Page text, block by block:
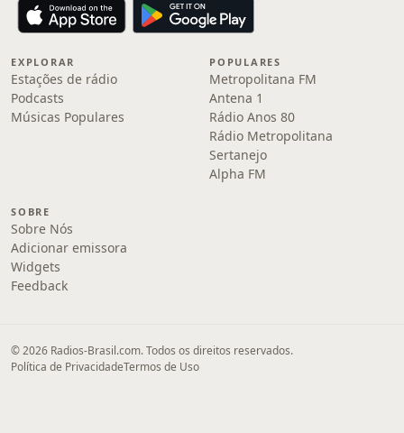
EXPLORAR
Estações de rádio
Podcasts
Músicas Populares
POPULARES
Metropolitana FM
Antena 1
Rádio Anos 80
Rádio Metropolitana
Sertanejo
Alpha FM
SOBRE
Sobre Nós
Adicionar emissora
Widgets
Feedback
© 2026 Radios-Brasil.com. Todos os direitos reservados.
Política de PrivacidadeTermos de Uso